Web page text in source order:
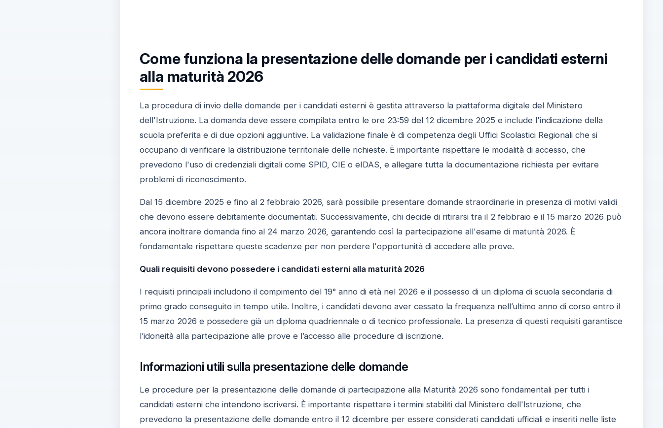
Come funziona la presentazione delle domande per i candidati esterni
alla maturità 2026
La procedura di invio delle domande per i candidati esterni è gestita attraverso la piattaforma digitale del Ministero
dell'Istruzione. La domanda deve essere compilata entro le ore 23:59 del 12 dicembre 2025 e include l'indicazione della
scuola preferita e di due opzioni aggiuntive. La validazione finale è di competenza degli Uffici Scolastici Regionali che si
occupano di verificare la distribuzione territoriale delle richieste. È importante rispettare le modalità di accesso, che
prevedono l'uso di credenziali digitali come SPID, CIE o eIDAS, e allegare tutta la documentazione richiesta per evitare
problemi di riconoscimento.
Dal 15 dicembre 2025 e fino al 2 febbraio 2026, sarà possibile presentare domande straordinarie in presenza di motivi validi
che devono essere debitamente documentati. Successivamente, chi decide di ritirarsi tra il 2 febbraio e il 15 marzo 2026 può
ancora inoltrare domanda fino al 24 marzo 2026, garantendo così la partecipazione all'esame di maturità 2026. È
fondamentale rispettare queste scadenze per non perdere l'opportunità di accedere alle prove.
Quali requisiti devono possedere i candidati esterni alla maturità 2026
I requisiti principali includono il compimento del 19° anno di età nel 2026 e il possesso di un diploma di scuola secondaria di
primo grado conseguito in tempo utile. Inoltre, i candidati devono aver cessato la frequenza nell’ultimo anno di corso entro il
15 marzo 2026 e possedere già un diploma quadriennale o di tecnico professionale. La presenza di questi requisiti garantisce
l’idoneità alla partecipazione alle prove e l’accesso alle procedure di iscrizione.
Informazioni utili sulla presentazione delle domande
Le procedure per la presentazione delle domande di partecipazione alla Maturità 2026 sono fondamentali per tutti i
candidati esterni che intendono iscriversi. È importante rispettare i termini stabiliti dal Ministero dell'Istruzione, che
prevedono la presentazione delle domande entro il 12 dicembre per essere considerati candidati ufficiali e inseriti nelle liste